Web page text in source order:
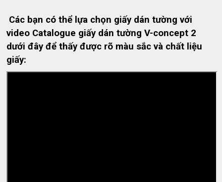
Các bạn có thể lựa chọn giấy dán tường với
video Catalogue giấy dán tường V-concept 2
dưới đây để thấy được rõ màu sắc và chất liệu
giấy: